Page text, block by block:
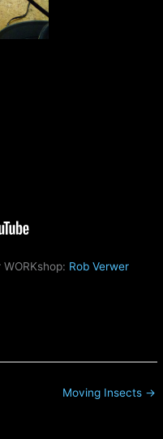
Rob Verwer
Moving Insects →